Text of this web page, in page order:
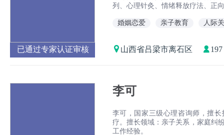
已通过专家认证审核
列、心理针灸、情绪释放疗法、正
婚姻恋爱 亲子教育 人际
山西省吕梁市离石区
李可
李可，国家三级心理咨询师，擅
疗。擅长领域：亲子关系，家庭纠
工作经验。